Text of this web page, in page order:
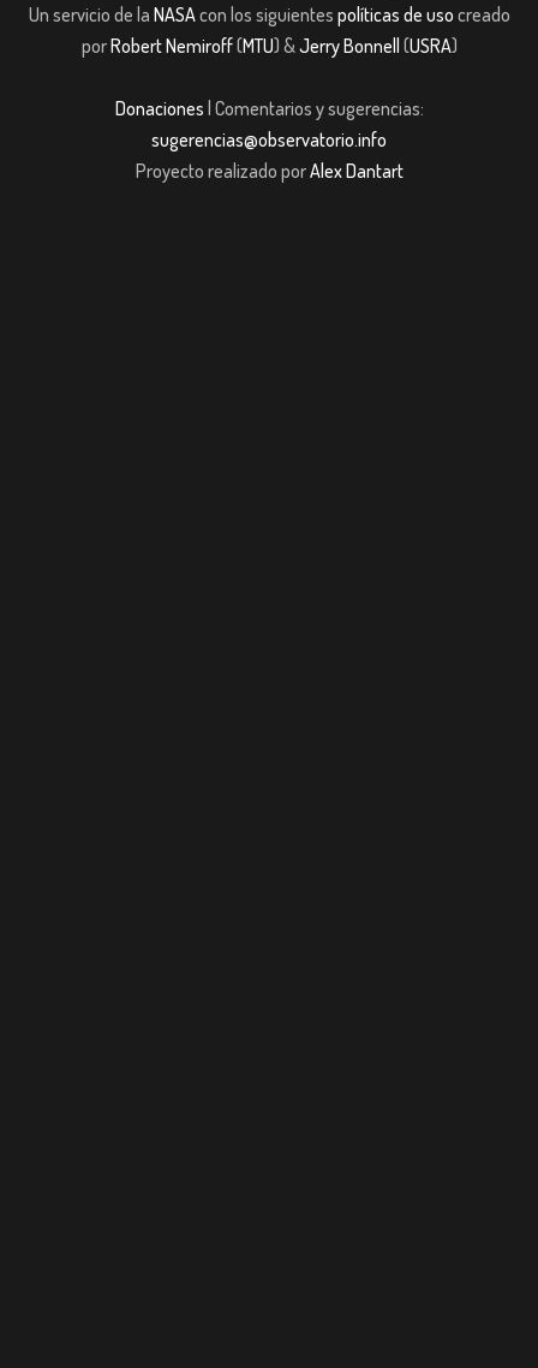
Un servicio de la NASAcon los siguientes políticas de uso creado
porRobert Nemiroff(MTU) &Jerry Bonnell (USRA)
Donaciones | Comentarios y sugerencias:
sugerencias@observatorio.info
Proyecto realizado porAlex Dantart